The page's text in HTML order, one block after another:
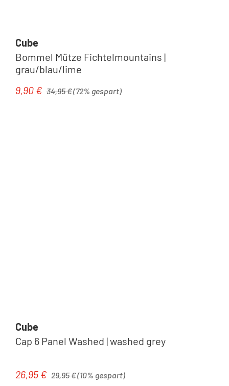
Cube
Bommel Mütze Fichtelmountains |
grau/blau/lime
Verkaufspreis:
9,90 € 34,95 €(72% gespart)
Cube
Cap 6 Panel Washed | washed grey
Verkaufspreis:
26,95 € Regulärer Preis:
29,95 €(10% gespart)